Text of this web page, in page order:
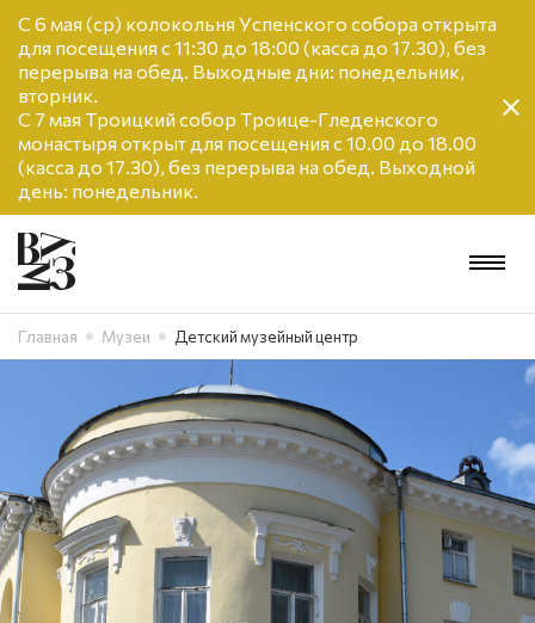
С 6 мая (ср) колокольня Успенского собора открыта
для посещения с 11:30 до 18:00 (касса до 17.30), без
перерыва на обед. Выходные дни: понедельник,
вторник.
С 7 мая Троицкий собор Троице-Гледенского
монастыря открыт для посещения с 10.00 до 18.00
(касса до 17.30), без перерыва на обед. Выходной
день: понедельник.
Главная Музеи Детский музейный центр